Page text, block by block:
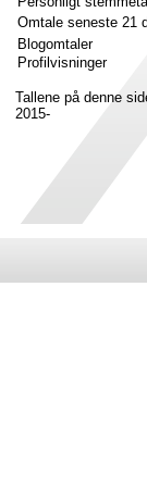
Omtale seneste 21
Blogomtaler
Profilvisninger
Tallene på denne
2015-